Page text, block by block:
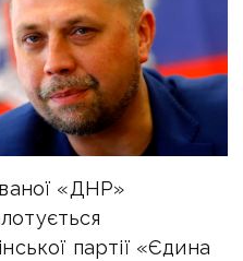
«ДНР»
партії «Єдина